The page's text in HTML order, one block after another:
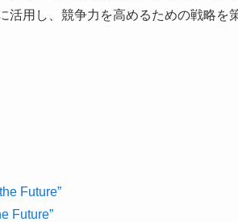
用し、競争力を高めるための戦略を
Future”
Future”